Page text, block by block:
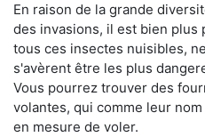
En raison de la grande
des invasions, il est bien
tous ces insectes nuisibles,
s'avèrent être les plus
Vous pourrez trouver des
volantes, qui comme leur
en mesure de voler.